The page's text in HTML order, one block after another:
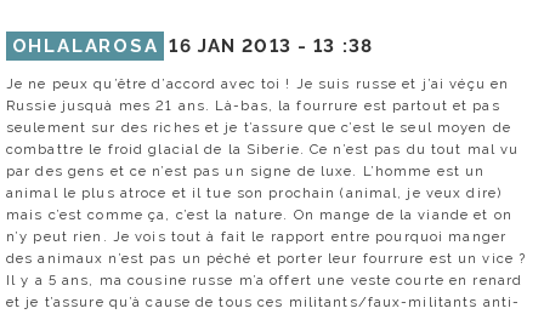
OHLALAROSA 16 JAN 2013 -13 :38
Je ne peux qu’être d’accord avec toi ! Je suis russe et j’ai véçu en
Russie jusquà mes 21 ans. Là-bas, la fourrure est partout et pas
seulement sur des riches et je t’assure que c’est le seul moyen de
combattre le froid glacial de la Siberie. Ce n’est pas du tout mal vu
par des gens et ce n’est pas un signe de luxe. L’homme est un
animal le plus atroce et il tue son prochain (animal, je veux dire)
mais c’est comme ça, c’est la nature. On mange de la viande et on
n’y peut rien. Je vois tout à fait le rapport entre pourquoi manger
des animaux n’est pas un péché et porter leur fourrure est un vice ?
Il y a 5 ans, ma cousine russe m’a offert une veste courte en renard
et je t’assure qu’à cause de tous ces militants/faux-militants anti-